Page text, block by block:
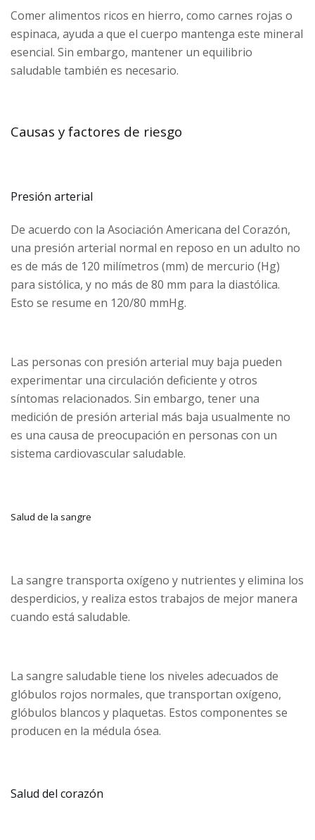
Comer alimentos ricos en hierro, como carnes rojas o
espinaca, ayuda a que el cuerpo mantenga este mineral
esencial. Sin embargo, mantener un equilibrio
saludable también es necesario.
Causas y factores de riesgo
Presión arterial
De acuerdo con la Asociación Americana del Corazón,
una presión arterial normal en reposo en un adulto no
es de más de 120 milímetros (mm) de mercurio (Hg)
para sistólica, y no más de 80 mm para la diastólica.
Esto se resume en 120/80 mmHg.
Las personas con presión arterial muy baja pueden
experimentar una circulación deficiente y otros
síntomas relacionados. Sin embargo, tener una
medición de presión arterial más baja usualmente no
es una causa de preocupación en personas con un
sistema cardiovascular saludable.
Salud de la sangre
La sangre transporta oxígeno y nutrientes y elimina los
desperdicios, y realiza estos trabajos de mejor manera
cuando está saludable.
La sangre saludable tiene los niveles adecuados de
glóbulos rojos normales, que transportan oxígeno,
glóbulos blancos y plaquetas. Estos componentes se
producen en la médula ósea.
Salud del corazón